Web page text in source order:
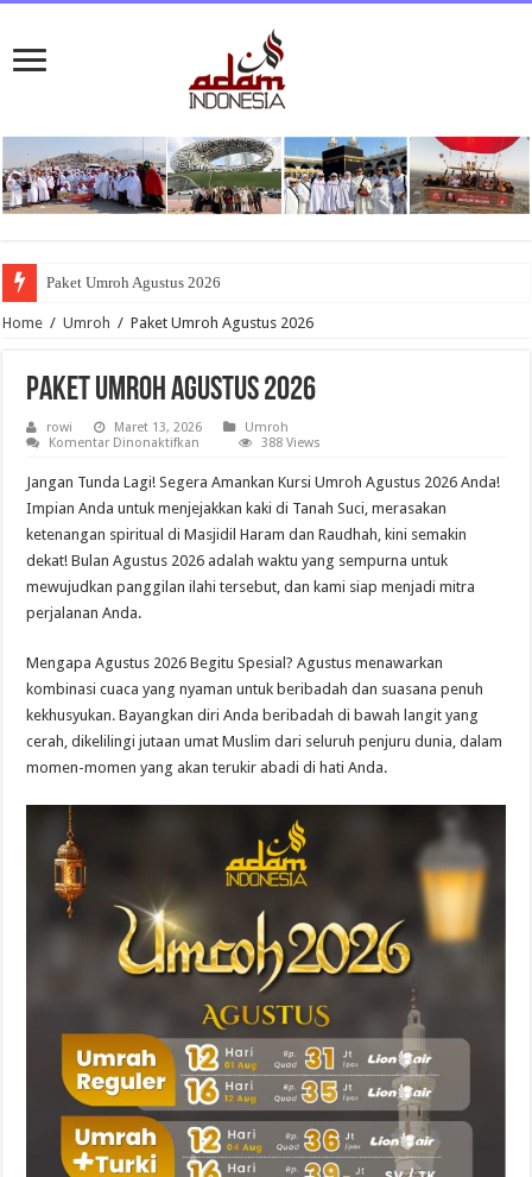
Paket Umroh Agustus 2026
Home / Umroh / Paket Umroh Agustus 2026
Paket Umroh Agustus 2026
rowi Maret 13, 2026
Umroh
Komentar Dinonaktifkan
Agustus
2026
388 Views
Jangan Tunda Lagi! Segera Amankan Kursi Umroh Agustus 2026 Anda!
Impian Anda untuk menjejakkan kaki di Tanah Suci, merasakan
ketenangan spiritual di Masjidil Haram dan Raudhah, kini semakin
dekat! Bulan Agustus 2026 adalah waktu yang sempurna untuk
mewujudkan panggilan ilahi tersebut, dan kami siap menjadi mitra
perjalanan Anda.
Mengapa Agustus 2026 Begitu Spesial? Agustus menawarkan
kombinasi cuaca yang nyaman untuk beribadah dan suasana penuh
kekhusyukan. Bayangkan diri Anda beribadah di bawah langit yang
cerah, dikelilingi jutaan umat Muslim dari seluruh penjuru dunia, dalam
momen-momen yang akan terukir abadi di hati Anda.